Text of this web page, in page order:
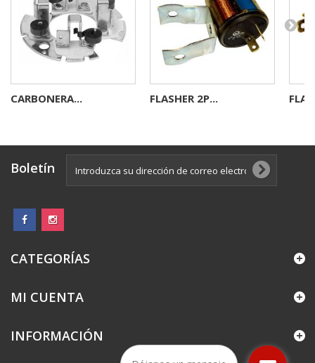
CARBONERA... FLASHER 2P...
Boletín
CATEGORÍAS
MI CUENTA
INFORMACIÓN